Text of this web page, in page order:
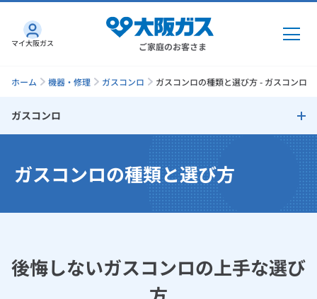
ご家庭のお客さま
ガス・電気 トップ
ガス トップ
電気
インターネット
さすガねっとのメリット
機器・修理 トップ
くらしのサービス
マイ大阪ガス
ホーム 機器・修理 ガスコンロ ガスコンロの種類と選び方 - ガスコンロ
ガスコンロ
便利機能
ガスコンロの種類と選び方
後悔しないガスコンロの上手な選び